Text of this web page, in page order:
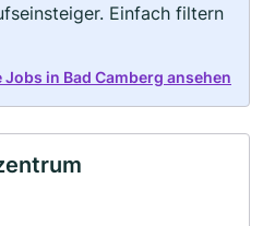
Einfach filtern
Jobs in Bad Camberg ansehen